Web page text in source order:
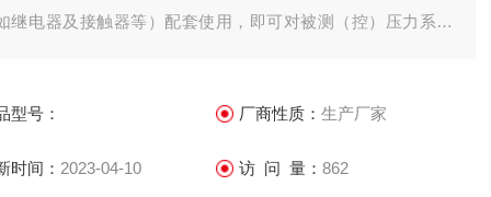
继电器及接触器等）配套使用，即可对被测（控）压力系统
型号： 厂商性质： 生产厂家
时间： 2023-04-10 访 问 量： 862